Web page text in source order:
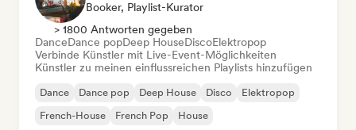
Booker, Playlist-Kurator
> 1800 Antworten gegeben
DanceDance popDeep HouseDiscoElektropop
Verbinde Künstler mit Live-Event-Möglichkeiten
Künstler zu meinen einflussreichen Playlists hinzufügen
Dance Dance pop Deep House Disco
Elektropop
French-House
French Pop House